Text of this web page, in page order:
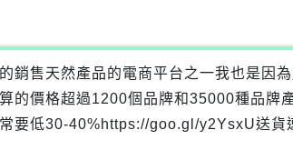
銷售天然產品的電商平台之一我也是因
的價格超過1200個品牌和35000種品牌
要低30-40%https://goo.gl/y2YsxU送貨